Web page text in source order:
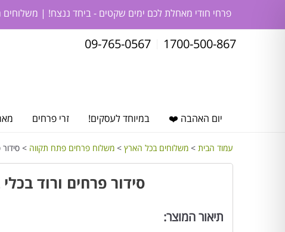
פרחי חודי מאחלת לכם ימים שקטים - ביחד ננצח! | משלוחים
1700-500-867
09-765-0567
יום האהבה ❤️ במיוחד לעסקים! זרי פרחים
עמוד הבית > משלוחים בכל הארץ > משלוח פרחים פתח תקווה >
סידור פרחים ורוד
תיאור המוצר: